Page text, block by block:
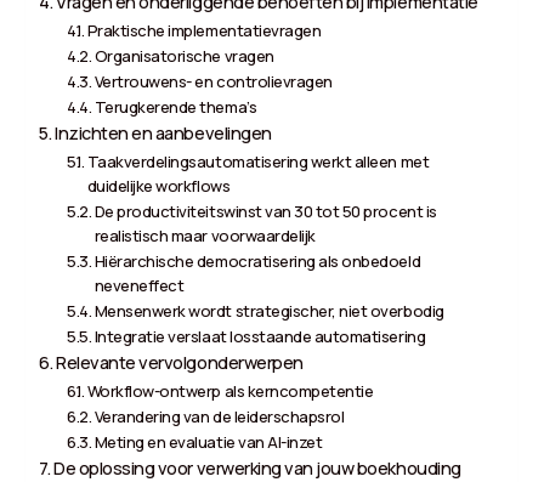
Praktische implementatievragen
Organisatorische vragen
Vertrouwens- en controlievragen
Terugkerende thema’s
Inzichten en aanbevelingen
Taakverdelingsautomatisering werkt alleen met
duidelijke workflows
De productiviteitswinst van 30 tot 50 procent is
realistisch maar voorwaardelijk
Hiërarchische democratisering als onbedoeld
neveneffect
Mensenwerk wordt strategischer, niet overbodig
Integratie verslaat losstaande automatisering
Relevante vervolgonderwerpen
Workflow-ontwerp als kerncompetentie
Verandering van de leiderschapsrol
Meting en evaluatie van AI-inzet
De oplossing voor verwerking van jouw boekhouding